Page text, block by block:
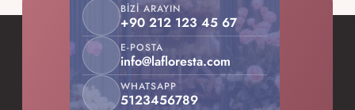
BIZI ARAYIN
+90 212 123 45 67
E-POSTA
info@lafloresta.com
WHATSAPP
5123456789